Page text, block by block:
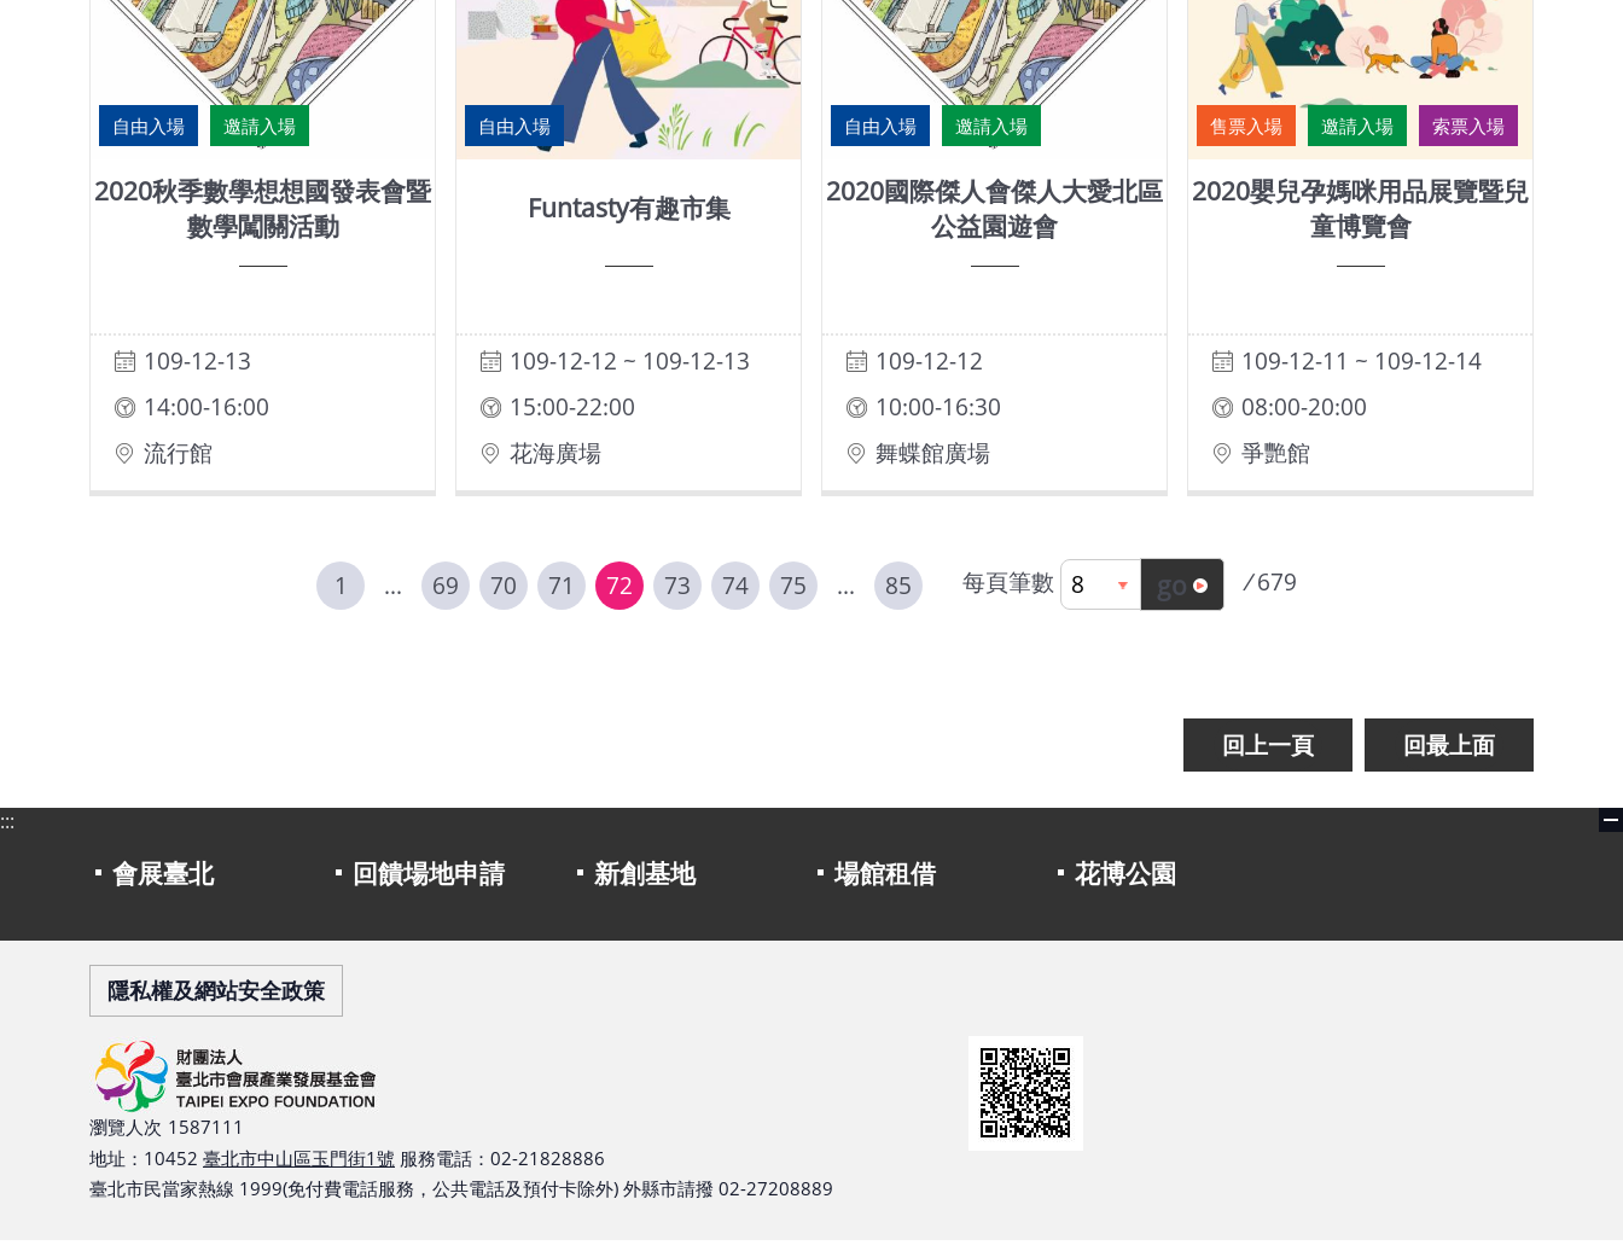
自由入場 邀請入場
2020秋季數學想想國發表會暨
數學闖關活動
109-12-13
14:00-16:00
流行館
自由入場
Funtasty有趣市集
109-12-12 ~ 109-12-13
15:00-22:00
花海廣場
自由入場 邀請入場
2020國際傑人會傑人大愛北區
公益園遊會
109-12-12
10:00-16:30
舞蝶館廣場
售票入場 邀請入場 索票入場
2020嬰兒孕媽咪用品展覽暨兒
童博覽會
109-12-11 ~ 109-12-14
08:00-20:00
爭艷館
1 ... 69 70 71 72 73 74 75 ... 85 每頁筆數 go / 679
回上一頁 回最上面
:::
會展臺北 回饋場地申請 新創基地 場館租借 花博公園
隱私權及網站安全政策
瀏覽人次 1587111
地址：10452 臺北市中山區玉門街1號 服務電話：02-21828886
臺北市民當家熱線 1999(免付費電話服務，公共電話及預付卡除外) 外縣市請撥 02-27208889